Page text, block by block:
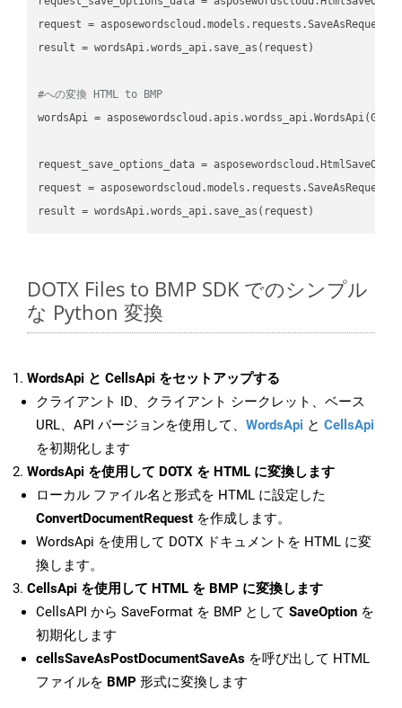
request
result = wordsApi.words_api.save_as(request)
#への変換 HTML to BMP
wordsApi =
request_save_options_data =
request
result
DOTX Files to BMP SDK でのシンプル
な Python 変換
WordsApi と CellsApi をセットアップする
クライアント ID、クライアント シークレット、ベース
URL、API バージョンを使用して、 WordsApi と CellsApi
を初期化します
WordsApi を使用して DOTX を HTML に変換します
ローカル ファイル名と形式を HTML に設定した
ConvertDocumentRequest を作成します。
WordsApi を使用して DOTX ドキュメントを HTML に変
換します。
CellsApi を使用して HTML を BMP に変換します
CellsAPI から SaveFormat を BMP として SaveOption を
初期化します
cellsSaveAsPostDocumentSaveAs を呼び出して HTML
ファイルを BMP 形式に変換します